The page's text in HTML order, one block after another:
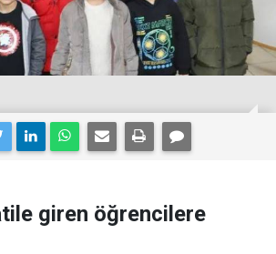
giren öğrencilere